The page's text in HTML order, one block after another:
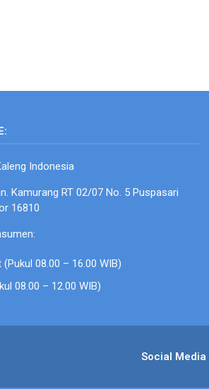
Indonesia
Kamurang RT 02/07 No. 5 Puspasari
16810
(Pukul 08.00 – 16.00 WIB)
08.00 – 12.00 WIB)
Social